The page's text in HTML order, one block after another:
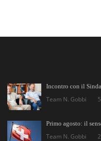
Incontro con il
Team N. Gobbi
Primo agosto: il
Team N. Gobbi